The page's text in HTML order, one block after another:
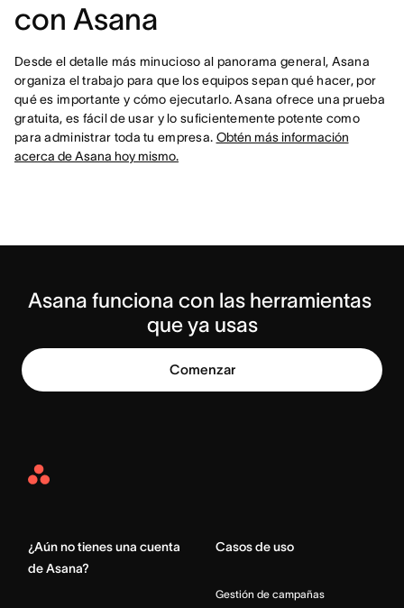
con Asana
Desde el detalle más minucioso al panorama general, Asana
organiza el trabajo para que los equipos sepan qué hacer, por
qué es importante y cómo ejecutarlo. Asana ofrece una prueba
gratuita, es fácil de usar y lo suficientemente potente como
para administrar toda tu empresa. Obtén más información
acerca de Asana hoy mismo.
Asana funciona con las herramientas
que ya usas
Comenzar
Asana
¿Aún no tienes una cuenta
de Asana?
Casos de uso
Gestión de campañas